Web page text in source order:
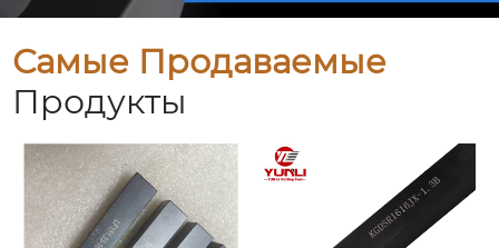
Самые Продаваемые
Продукты